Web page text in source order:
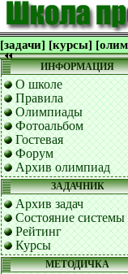
[задачи] [курсы]
ИНФОРМАЦИЯ
О школе
Правила
Олимпиады
Фотоальбом
Гостевая
Форум
Архив олимпиад
ЗАДАЧНИК
Архив задач
Состояние системы
Рейтинг
Курсы
МЕТОДИЧКА